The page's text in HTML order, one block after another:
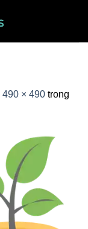
490 × 490 trong